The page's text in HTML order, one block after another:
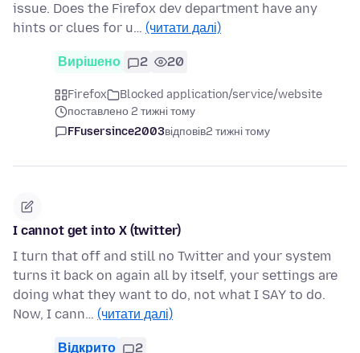
issue. Does the Firefox dev department have any
hints or clues for u… (читати далі)
Вирішено 2 20
Firefox
Blocked application/service/website
поставлено 2 тижні тому
FFusersince2003відповів2 тижні тому
I cannot get into X (twitter)
I turn that off and still no Twitter and your system
turns it back on again all by itself, your settings are
doing what they want to do, not what I SAY to do.
Now, I cann… (читати далі)
Відкрито 2